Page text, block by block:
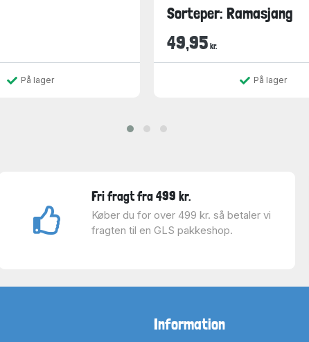
På lager
Sorteper: Ramasjang
49,95 kr.
På lager
Fri fragt fra 499 kr.
Køber du for over 499 kr. så betaler vi
fragten til en GLS pakkeshop.
Information